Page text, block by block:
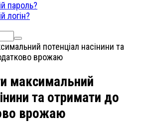
пароль?
логін?
максимальний
та отримати до
врожаю